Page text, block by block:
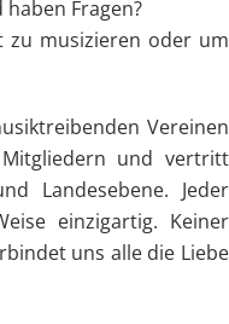
Fragen?
zu musizieren oder um
Vereinen
und vertritt
Landesebene. Jeder
einzigartig. Keiner
uns alle die Liebe